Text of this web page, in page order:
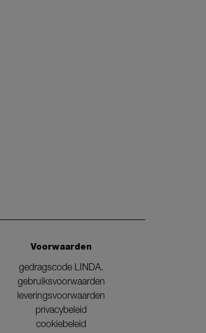
Voorwaarden
gedragscode LINDA.
gebruiksvoorwaarden
leveringsvoorwaarden
privacybeleid
cookiebeleid